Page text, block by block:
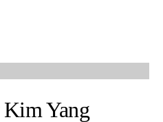
Kim Yang